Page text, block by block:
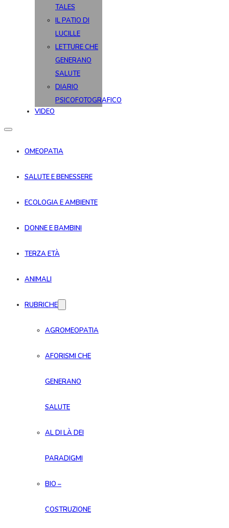
TALES
IL PATIO DI
LUCILLE
LETTURE CHE
GENERANO
SALUTE
DIARIO
PSICOFOTOGRAFICO
VIDEO
OMEOPATIA
SALUTE E BENESSERE
ECOLOGIA E AMBIENTE
DONNE E BAMBINI
TERZA ETÀ
ANIMALI
RUBRICHE
AGROMEOPATIA
AFORISMI CHE
GENERANO
SALUTE
AL DI LÀ DEI
PARADIGMI
BIO –
COSTRUZIONE